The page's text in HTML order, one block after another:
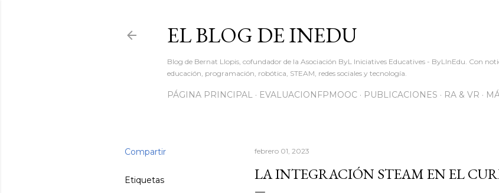
EL BLOG DE INEDU
Blog de Bernat Llopis, cofundador de la Asociación ByL Iniciatives Educatives - ByLInEdu. Con
educación, programación, robótica, STEAM, redes sociales y tecnología.
PÁGINA PRINCIPAL EVALUACIONFPMOOC PUBLICACIONES RA & VR
Compartir
Etiquetas
febrero 01, 2023
LA INTEGRACIÓN STEAM EN EL